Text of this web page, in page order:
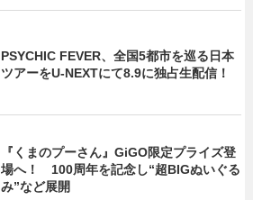
PSYCHIC FEVER、全国5都市を巡る日本
ツアーをU‐NEXTにて8.9に独占生配信！
『くまのプーさん』GiGO限定プライズ登
場へ！ 100周年を記念し“超BIGぬいぐる
み”など展開